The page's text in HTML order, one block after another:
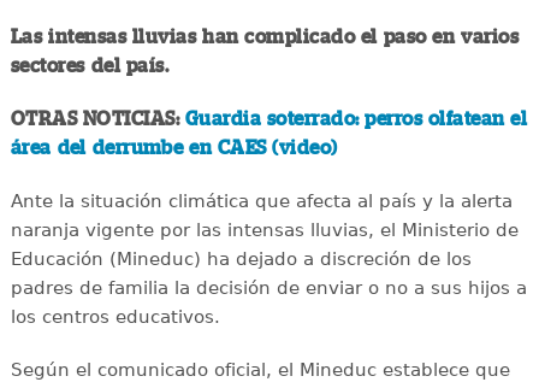
Las intensas lluvias han complicado el paso en varios
sectores del país.
OTRAS NOTICIAS: Guardia soterrado: perros olfatean el
área del derrumbe en CAES (video)
Ante la situación climática que afecta al país y la alerta
naranja vigente por las intensas lluvias, el Ministerio de
Educación (Mineduc) ha dejado a discreción de los
padres de familia la decisión de enviar o no a sus hijos a
los centros educativos.
Según el comunicado oficial, el Mineduc establece que